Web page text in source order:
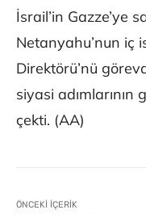
İsrail’in Gazze’ye
Netanyahu’nun iç
Direktörü’nü
siyasi
çekti. (AA)
ÖNCEKI İÇERIK